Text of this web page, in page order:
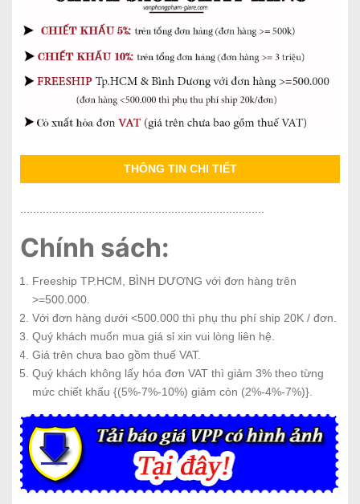
THÔNG TIN CHI TIẾT
Chính sách:
Freeship TP.HCM, BÌNH DƯƠNG với đơn hàng trên
>=500.000.
Với đơn hàng dưới <500.000 thì phụ thu phí ship 20K / đơn.
Quý khách muốn mua giá sỉ xin vui lòng liên hệ.
Giá trên chưa bao gồm thuế VAT.
Quý khách không lấy hóa đơn VAT thì giảm 3% theo từng
mức chiết khấu {(5%-7%-10%) giảm còn (2%-4%-7%)}.